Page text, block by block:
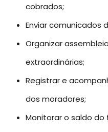
cobrados;
Enviar comunicados
Organizar
extraordinárias;
Registrar e
dos moradores;
Monitorar o saldo do